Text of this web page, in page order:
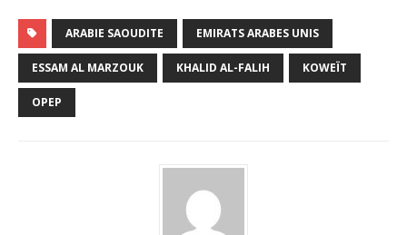
ARABIE SAOUDITE EMIRATS ARABES UNIS
ESSAM AL MARZOUK KHALID AL-FALIH KOWEÏT
OPEP